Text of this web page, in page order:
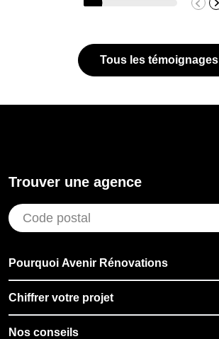
Tous les témoignages
Trouver une agence
Pourquoi Avenir Rénovations
Chiffrer votre projet
Nos conseils